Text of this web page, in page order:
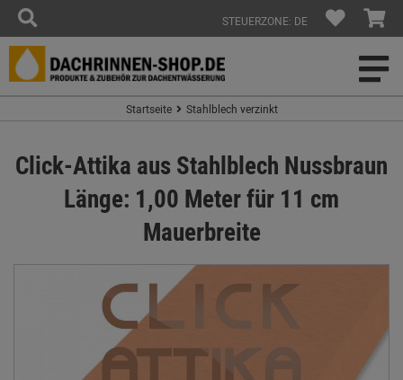
STEUERZONE: DE
Startseite Stahlblech verzinkt
Click-Attika aus Stahlblech Nussbraun
Länge: 1,00 Meter für 11 cm
Mauerbreite